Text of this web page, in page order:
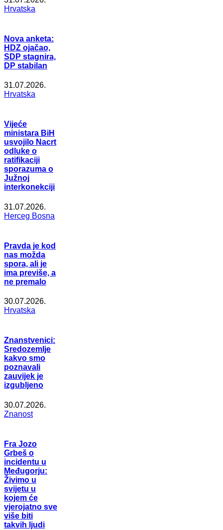
Hrvatska
Nova anketa:
HDZ ojačao,
SDP stagnira,
DP stabilan
31.07.2026.
Hrvatska
Vijeće
ministara BiH
usvojilo Nacrt
odluke o
ratifikaciji
sporazuma o
Južnoj
interkonekciji
31.07.2026.
Herceg Bosna
Pravda je kod
nas možda
spora, ali je
ima previše, a
ne premalo
30.07.2026.
Hrvatska
Znanstvenici:
Sredozemlje
kakvo smo
poznavali
zauvijek je
izgubljeno
30.07.2026.
Znanost
Fra Jozo
Grbeš o
incidentu u
Međugorju:
Živimo u
svijetu u
kojem će
vjerojatno sve
više biti
takvih ljudi